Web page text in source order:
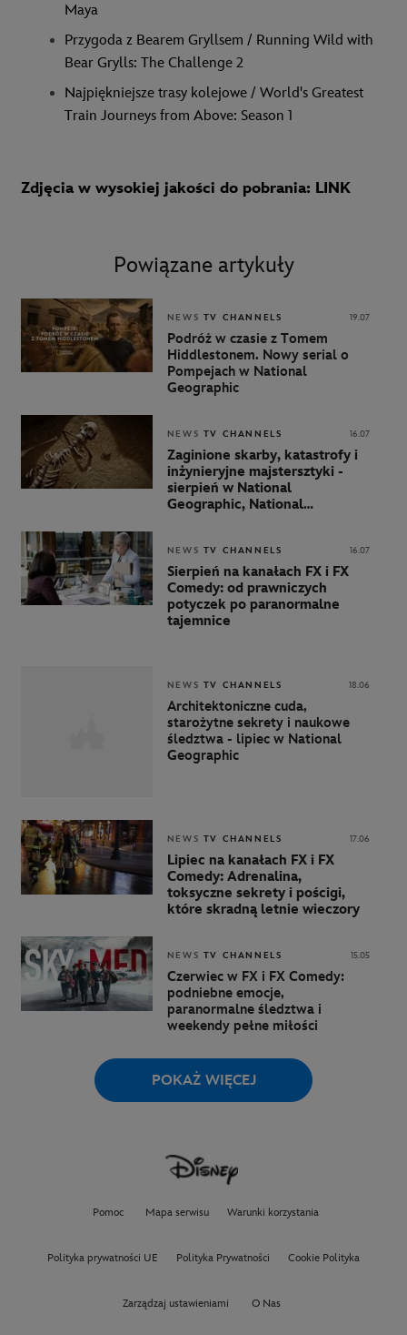
Maya
Przygoda z Bearem Gryllsem / Running Wild with
Bear Grylls: The Challenge 2
Najpiękniejsze trasy kolejowe / World's Greatest
Train Journeys from Above: Season 1
Zdjęcia w wysokiej jakości do pobrania: LINK
Powiązane artykuły
NEWS TV CHANNELS 19.07
Podróż w czasie z Tomem
Hiddlestonem. Nowy serial o
Pompejach w National
Geographic
NEWS TV CHANNELS 16.07
Zaginione skarby, katastrofy i
inżynieryjne majstersztyki -
sierpień w National
Geographic, National
NEWS TV CHANNELS 16.07
Sierpień na kanałach FX i FX
Comedy: od prawniczych
potyczek po paranormalne
tajemnice
NEWS TV CHANNELS 18.06
Architektoniczne cuda,
starożytne sekrety i naukowe
śledztwa - lipiec w National
Geographic
NEWS TV CHANNELS 17.06
Lipiec na kanałach FX i FX
Comedy: Adrenalina,
toksyczne sekrety i pościgi,
które skradną letnie wieczory
NEWS TV CHANNELS 15.05
Czerwiec w FX i FX Comedy:
podniebne emocje,
paranormalne śledztwa i
weekendy pełne miłości
POKAŻ WIĘCEJ
Pomoc Mapa serwisu Warunki korzystania
Polityka prywatności UE Polityka Prywatności Cookie Polityka
Zarządzaj ustawieniami O Nas